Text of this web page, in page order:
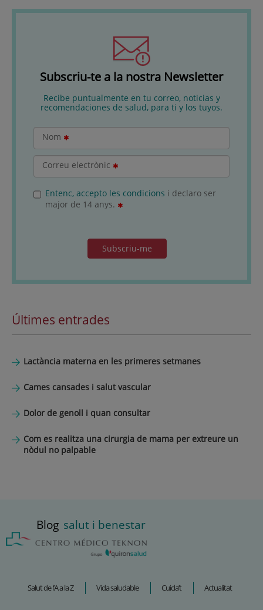
Subscriu-te a la nostra Newsletter
Recibe puntualmente en tu correo, noticias y
recomendaciones de salud, para ti y los tuyos.
Nom
Correu electrònic
Entenc, accepto les condicions i declaro ser
major de 14 anys.
Subscriu-me
Últimes entrades
Lactància materna en les primeres setmanes
Cames cansades i salut vascular
Dolor de genoll i quan consultar
Com es realitza una cirurgia de mama per extreure un
nòdul no palpable
Blog salut i benestar
Salut de l’A a la Z Vida saludable Cuida’t Actualitat